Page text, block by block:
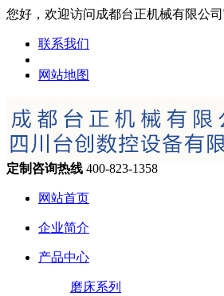
您好，欢迎访问成都台正机械有限公司
联系我们
网站地图
定制咨询热线 400-823-1358
网站首页
企业简介
产品中心
磨床系列